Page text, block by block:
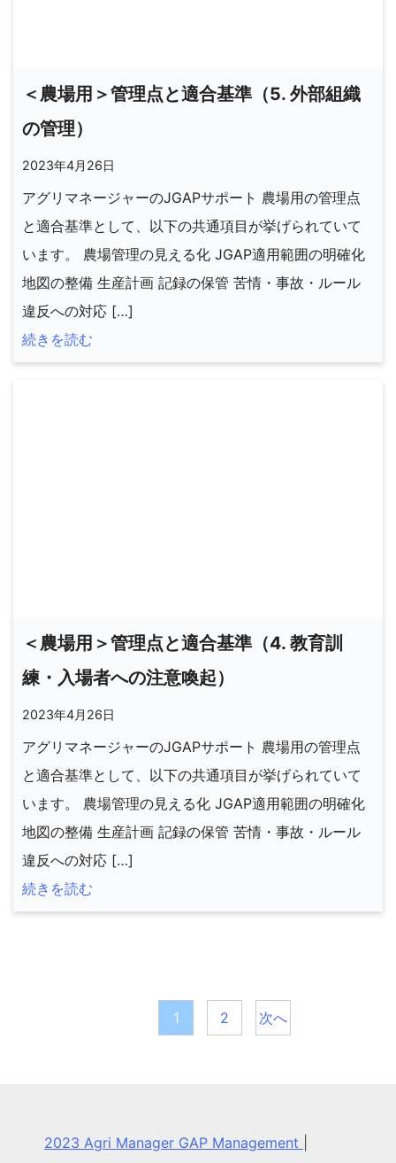
＜農場用＞管理点と適合基準（5. 外部組織
の管理）
2023年4月26日
アグリマネージャーのJGAPサポート 農場用の管理点
と適合基準として、以下の共通項目が挙げられていて
います。 農場管理の見える化 JGAP適用範囲の明確化
地図の整備 生産計画 記録の保管 苦情・事故・ルール
違反への対応 […]
続きを読む
＜農場用＞管理点と適合基準（4. 教育訓
練・入場者への注意喚起）
2023年4月26日
アグリマネージャーのJGAPサポート 農場用の管理点
と適合基準として、以下の共通項目が挙げられていて
います。 農場管理の見える化 JGAP適用範囲の明確化
地図の整備 生産計画 記録の保管 苦情・事故・ルール
違反への対応 […]
続きを読む
ジ
1 2 次へ
2023 Agri Manager GAP Management